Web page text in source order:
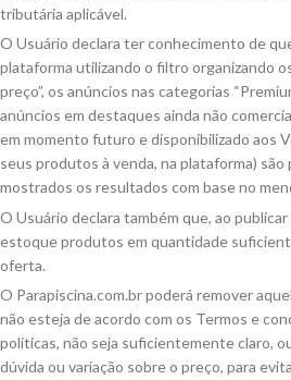
tributária aplicável.
O Usuário declara ter conhecimento de
plataforma utilizando o filtro organizando
preço”, os anúncios nas categorias
anúncios em destaques ainda não
em momento futuro e disponibilizado aos
seus produtos à venda, na plataforma) são
mostrados os resultados com base no
O Usuário declara também que, ao
estoque produtos em quantidade
oferta.
O Parapiscina.com.br poderá remover
não esteja de acordo com os Termos e
políticas, não seja suficientemente claro,
dúvida ou variação sobre o preço, para